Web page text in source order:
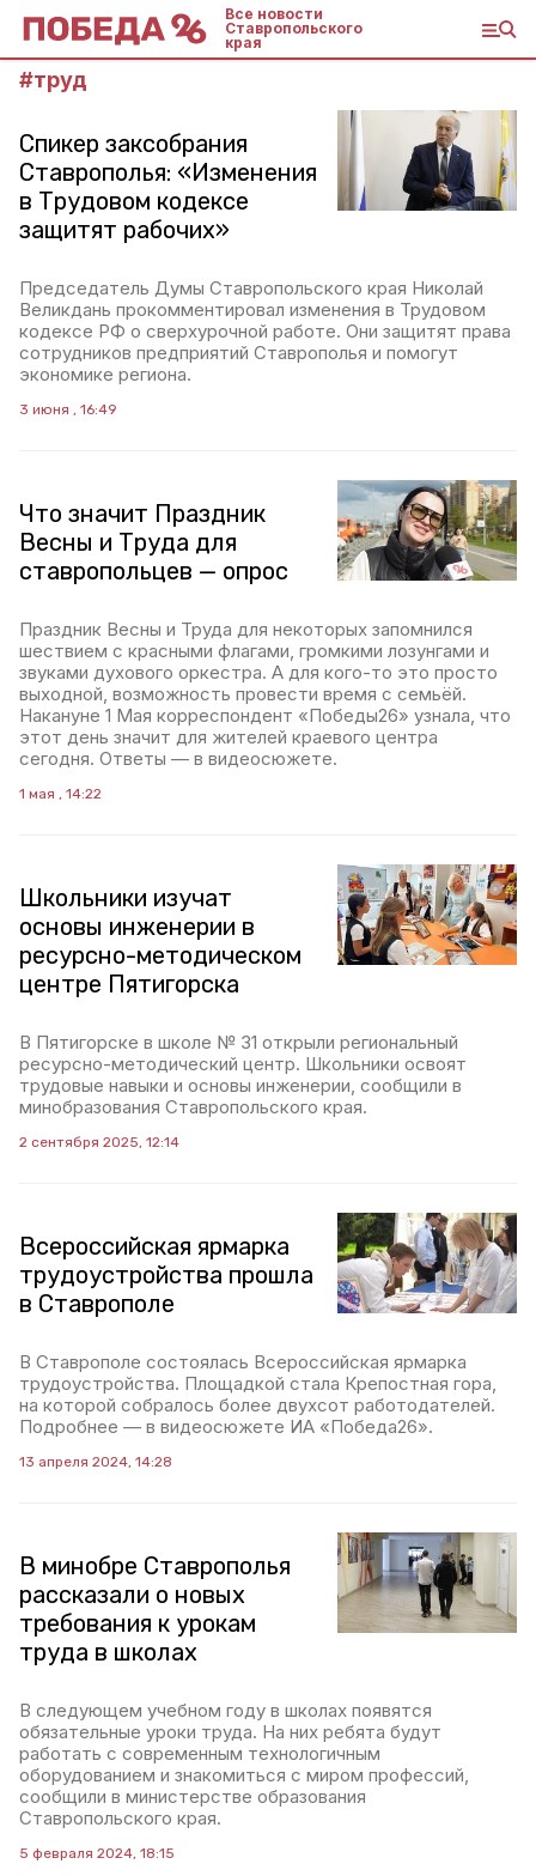
Все новости
Ставропольского
края
#труд
Спикер заксобрания
Ставрополья: «Изменения
в Трудовом кодексе
защитят рабочих»
Председатель Думы Ставропольского края Николай
Великдань прокомментировал изменения в Трудовом
кодексе РФ о сверхурочной работе. Они защитят права
сотрудников предприятий Ставрополья и помогут
экономике региона.
3 июня , 16:49
Что значит Праздник
Весны и Труда для
ставропольцев — опрос
Праздник Весны и Труда для некоторых запомнился
шествием с красными флагами, громкими лозунгами и
звуками духового оркестра. А для кого-то это просто
выходной, возможность провести время с семьёй.
Накануне 1 Мая корреспондент «Победы26» узнала, что
этот день значит для жителей краевого центра
сегодня. Ответы — в видеосюжете.
1 мая , 14:22
Школьники изучат
основы инженерии в
ресурсно-методическом
центре Пятигорска
В Пятигорске в школе № 31 открыли региональный
ресурсно-методический центр. Школьники освоят
трудовые навыки и основы инженерии, сообщили в
минобразования Ставропольского края.
2 сентября 2025, 12:14
Всероссийская ярмарка
трудоустройства прошла
в Ставрополе
В Ставрополе состоялась Всероссийская ярмарка
трудоустройства. Площадкой стала Крепостная гора,
на которой собралось более двухсот работодателей.
Подробнее — в видеосюжете ИА «Победа26».
13 апреля 2024, 14:28
В минобре Ставрополья
рассказали о новых
требования к урокам
труда в школах
В следующем учебном году в школах появятся
обязательные уроки труда. На них ребята будут
работать с современным технологичным
оборудованием и знакомиться с миром профессий,
сообщили в министерстве образования
Ставропольского края.
5 февраля 2024, 18:15